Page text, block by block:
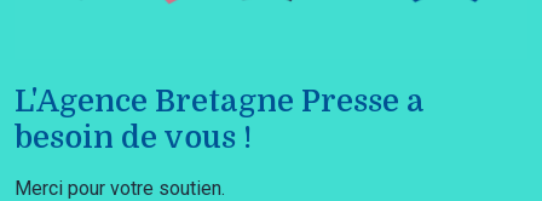
L'Agence Bretagne Presse a
besoin de vous !
Merci pour votre soutien.